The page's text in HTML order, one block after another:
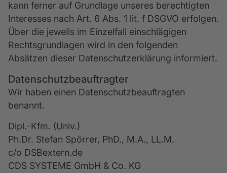
kann ferner auf Grundlage unseres berechtigten
Interesses nach Art. 6 Abs. 1 lit. f DSGVO erfolgen.
Über die jeweils im Einzelfall einschlägigen
Rechtsgrundlagen wird in den folgenden
Absätzen dieser Datenschutzerklärung informiert.
Datenschutz­beauftragter
Wir haben einen Datenschutzbeauftragten
benannt.
Dipl.-Kfm. (Univ.)
Ph.Dr. Stefan Spörrer, PhD., M.A., LL.M.
c/o DSBextern.de
CDS SYSTEME GmbH & Co. KG